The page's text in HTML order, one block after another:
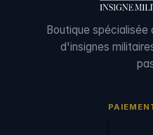
Boutique
d'insignes